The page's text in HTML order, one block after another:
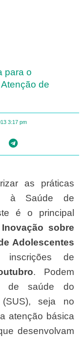
para o
de
3:17 pm
à Saúde de
é o principal
sobre
Adolescentes
inscrições de
. Podem
de saúde do
seja no
atenção básica
desenvolvam